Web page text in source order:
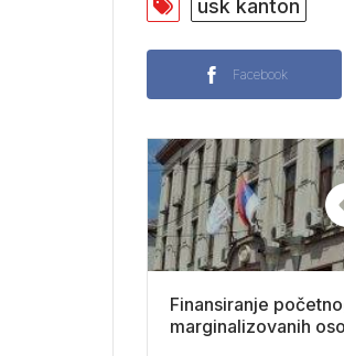
usk kanton
Facebook
Finansiranje
marginalizovanih